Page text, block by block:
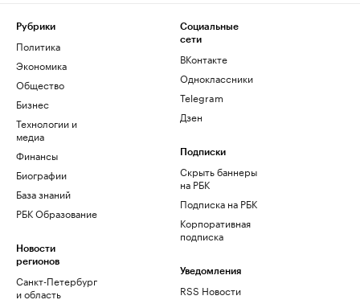
Рубрики
Политика
Экономика
Общество
Бизнес
Технологии и
медиа
Финансы
Биографии
База знаний
РБК Образование
Новости
регионов
Санкт-Петербург
и область
Социальные
сети
ВКонтакте
Одноклассники
Telegram
Дзен
Подписки
Скрыть баннеры
на РБК
Подписка на РБК
Корпоративная
подписка
Уведомления
RSS Новости